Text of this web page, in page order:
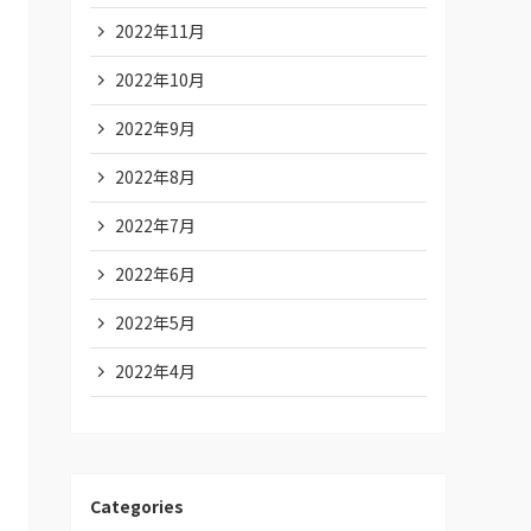
2022年11月
2022年10月
2022年9月
2022年8月
2022年7月
2022年6月
2022年5月
2022年4月
Categories